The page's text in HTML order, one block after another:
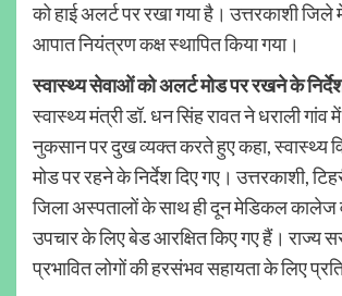
को हाई अलर्ट पर रखा गया है। उत्तरकाशी जिले
आपात नियंत्रण कक्ष स्थापित किया गया।
स्वास्थ्य सेवाओं को अलर्ट मोड पर रखने के
स्वास्थ्य मंत्री डॉ. धन सिंह रावत ने धराली गांव
नुकसान पर दुख व्यक्त करते हुए कहा, स्वास्थ्य
मोड पर रहने के निर्देश दिए गए। उत्तरकाशी,
जिला अस्पतालों के साथ ही दून मेडिकल
उपचार के लिए बेड आरक्षित किए गए हैं। राज्य
प्रभावित लोगों की हरसंभव सहायता के लिए